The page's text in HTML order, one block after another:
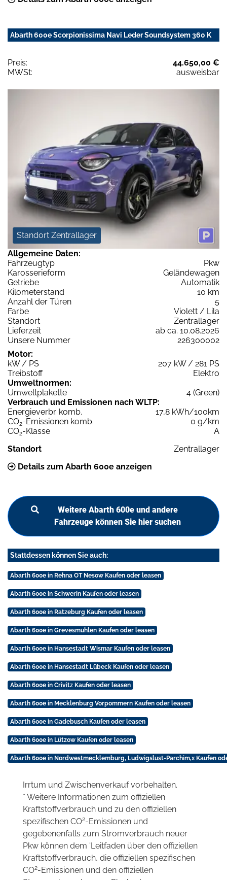
Abarth 600e Scorpionissima Navi Leder Soundsystem 360 K
Preis:
44.650,00 €
MWSt:
ausweisbar
Standort Zentrallager
Allgemeine Daten:
Fahrzeugtyp
Pkw
Karosserieform
Geländewagen
Getriebe
Automatik
Kilometerstand
10 km
Anzahl der Türen
5
Farbe
Violett / Lila
Standort
Zentrallager
Lieferzeit
ab ca. 10.08.2026
Unsere Nummer
226300002
Motor:
kW / PS
207 kW / 281 PS
Treibstoff
Elektro
Umweltnormen:
Umweltplakette
4 (Green)
Verbrauch und Emissionen nach WLTP:
Energieverbr. komb.
17,8 kWh/100km
CO2-Emissionen komb.
0 g/km
CO2-Klasse
A
Standort
Zentrallager
Details zum Abarth 600e anzeigen
Weitere Abarth 600e und andere
Fahrzeuge können Sie hier suchen
Stattdessen können Sie auch:
Abarth 600e in Rehna OT Nesow Kaufen oder leasen
Abarth 600e in Schwerin Kaufen oder leasen
Abarth 600e in Ratzeburg Kaufen oder leasen
Abarth 600e in Grevesmühlen Kaufen oder leasen
Abarth 600e in Hansestadt Wismar Kaufen oder leasen
Abarth 600e in Hansestadt Lübeck Kaufen oder leasen
Abarth 600e in Crivitz Kaufen oder leasen
Abarth 600e in Mecklenburg Vorpommern Kaufen oder leasen
Abarth 600e in Gadebusch Kaufen oder leasen
Abarth 600e in Lützow Kaufen oder leasen
Abarth 600e in Nordwestmecklemburg, Ludwigslust-Parchim,x Kaufen
Irrtum und Zwischenverkauf vorbehalten.
* Weitere Informationen zum offiziellen
Kraftstoffverbrauch und zu den offiziellen
spezifischen CO2-Emissionen und
gegebenenfalls zum Stromverbrauch neuer
Pkw können dem 'Leitfaden über den offiziellen
Kraftstoffverbrauch, die offiziellen spezifischen
CO2-Emissionen und den offiziellen